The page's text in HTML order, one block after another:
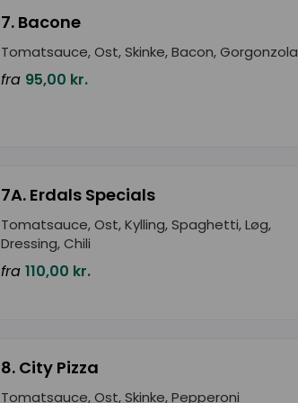
7. Bacone
Tomatsauce, Ost, Skinke, Bacon, Gorgonzola
fra 95,00 kr.
7A. Erdals Specials
Tomatsauce, Ost, Kylling, Spaghetti, Løg,
Dressing, Chili
fra 110,00 kr.
8. City Pizza
Tomatsauce, Ost, Skinke, Pepperoni